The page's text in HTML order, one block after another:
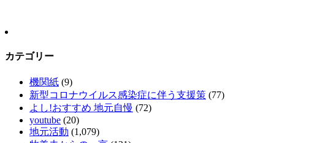
カテゴリー
機関紙 (9)
新型コロナウイルス感染症に伴う支援策 (77)
よし!おすすめ 地元自慢 (72)
youtube (20)
地元活動 (1,079)